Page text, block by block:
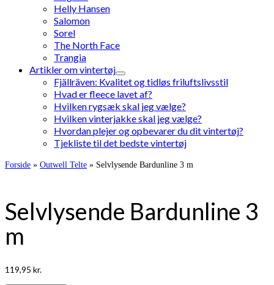
Helly Hansen
Salomon
Sorel
The North Face
Trangia
Artikler om vintertøj
Fjällräven: Kvalitet og tidløs friluftslivsstil
Hvad er fleece lavet af?
Hvilken rygsæk skal jeg vælge?
Hvilken vinterjakke skal jeg vælge?
Hvordan plejer og opbevarer du dit vintertøj?
Tjekliste til det bedste vintertøj
Forside » Outwell Telte » Selvlysende Bardunline 3 m
Selvlysende Bardunline 3
m
119,95 kr.